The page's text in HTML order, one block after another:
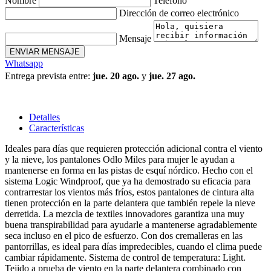
Dirección de correo electrónico
Mensaje
ENVIAR MENSAJE
Whatsapp
Entrega prevista entre: jue. 20 ago. y jue. 27 ago.
Detalles
Características
Ideales para días que requieren protección adicional contra el viento
y la nieve, los pantalones Odlo Miles para mujer le ayudan a
mantenerse en forma en las pistas de esquí nórdico. Hecho con el
sistema Logic Windproof, que ya ha demostrado su eficacia para
contrarrestar los vientos más fríos, estos pantalones de cintura alta
tienen protección en la parte delantera que también repele la nieve
derretida. La mezcla de textiles innovadores garantiza una muy
buena transpirabilidad para ayudarle a mantenerse agradablemente
seca incluso en el pico de esfuerzo. Con dos cremalleras en las
pantorrillas, es ideal para días impredecibles, cuando el clima puede
cambiar rápidamente. Sistema de control de temperatura: Light.
Tejido a prueba de viento en la parte delantera combinado con